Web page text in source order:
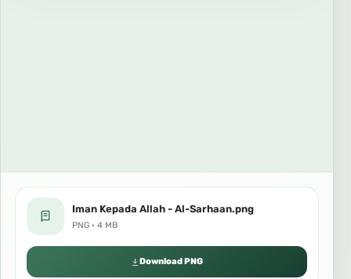
Iman Kepada Allah - Al-Sarhaan.png
PNG · 4 MB
Download PNG